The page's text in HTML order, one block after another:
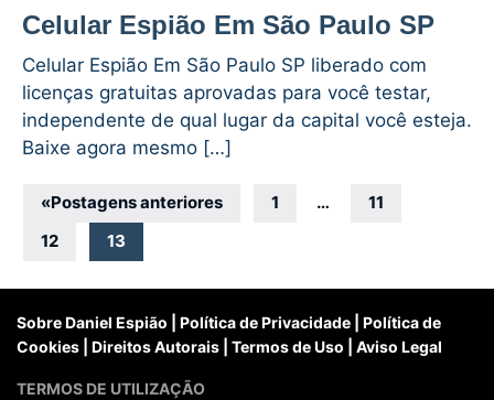
Celular Espião Em São Paulo SP
Celular Espião Em São Paulo SP liberado com
licenças gratuitas aprovadas para você testar,
independente de qual lugar da capital você esteja.
Baixe agora mesmo […]
Navegação
por
posts
«Postagens anteriores 1 …
11
12
13
Sobre Daniel Espião Política de Privacidade
Política de
Cookies
Direitos Autorais Termos de Uso Aviso Legal
TERMOS DE UTILIZAÇÃO